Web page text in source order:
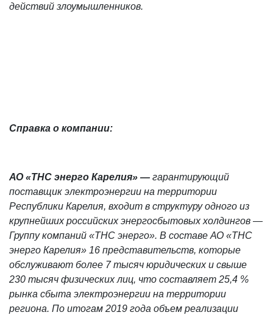
действий злоумышленников.
Справка о компании:
АО «ТНС энерго Карелия» — гарантирующий
поставщик электроэнергии на территории
Республики Карелия, входит в структуру одного из
крупнейших российских энергосбытовых холдингов —
Группу компаний «ТНС энерго». В составе АО «ТНС
энерго Карелия» 16 представительств, которые
обслуживают более 7 тысяч юридических и свыше
230 тысяч физических лиц, что составляет 25,4 %
рынка сбыта электроэнергии на территории
региона. По итогам 2019 года объем реализации